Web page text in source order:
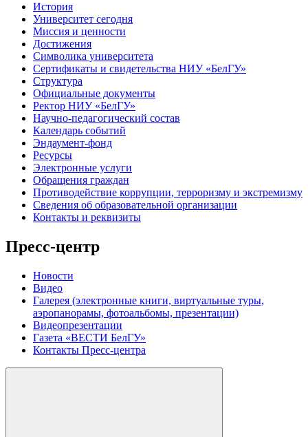
История
Университет сегодня
Миссия и ценности
Достижения
Символика университета
Сертификаты и свидетельства НИУ «БелГУ»
Структура
Официальные документы
Ректор НИУ «БелГУ»
Научно-педагогический состав
Календарь событий
Эндаумент-фонд
Ресурсы
Электронные услуги
Обращения граждан
Противодействие коррупции, терроризму и экстремизму
Сведения об образовательной организации
Контакты и реквизиты
Пресс-центр
Новости
Видео
Галерея (электронные книги, виртуальные туры,
аэропанорамы, фотоальбомы, презентации)
Видеопрезентации
Газета «ВЕСТИ БелГУ»
Контакты Пресс-центра